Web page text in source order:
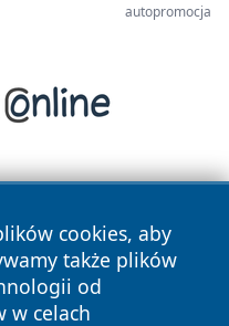
autopromocja
cookies, aby
także plików
od
w celachprawa